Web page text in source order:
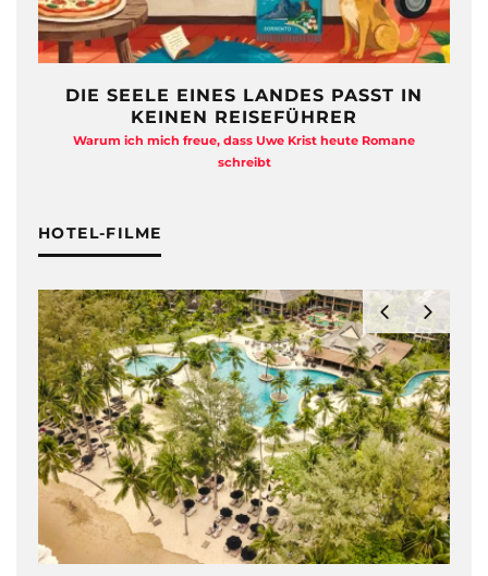
DIE SEELE EINES LANDES PASST IN
KEINEN REISEFÜHRER
Warum ich mich freue, dass Uwe Krist heute Romane
schreibt
HOTEL-FILME